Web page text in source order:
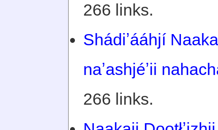
266 links.
Shádiʼááhjí
naʼashjéʼii
266 links.